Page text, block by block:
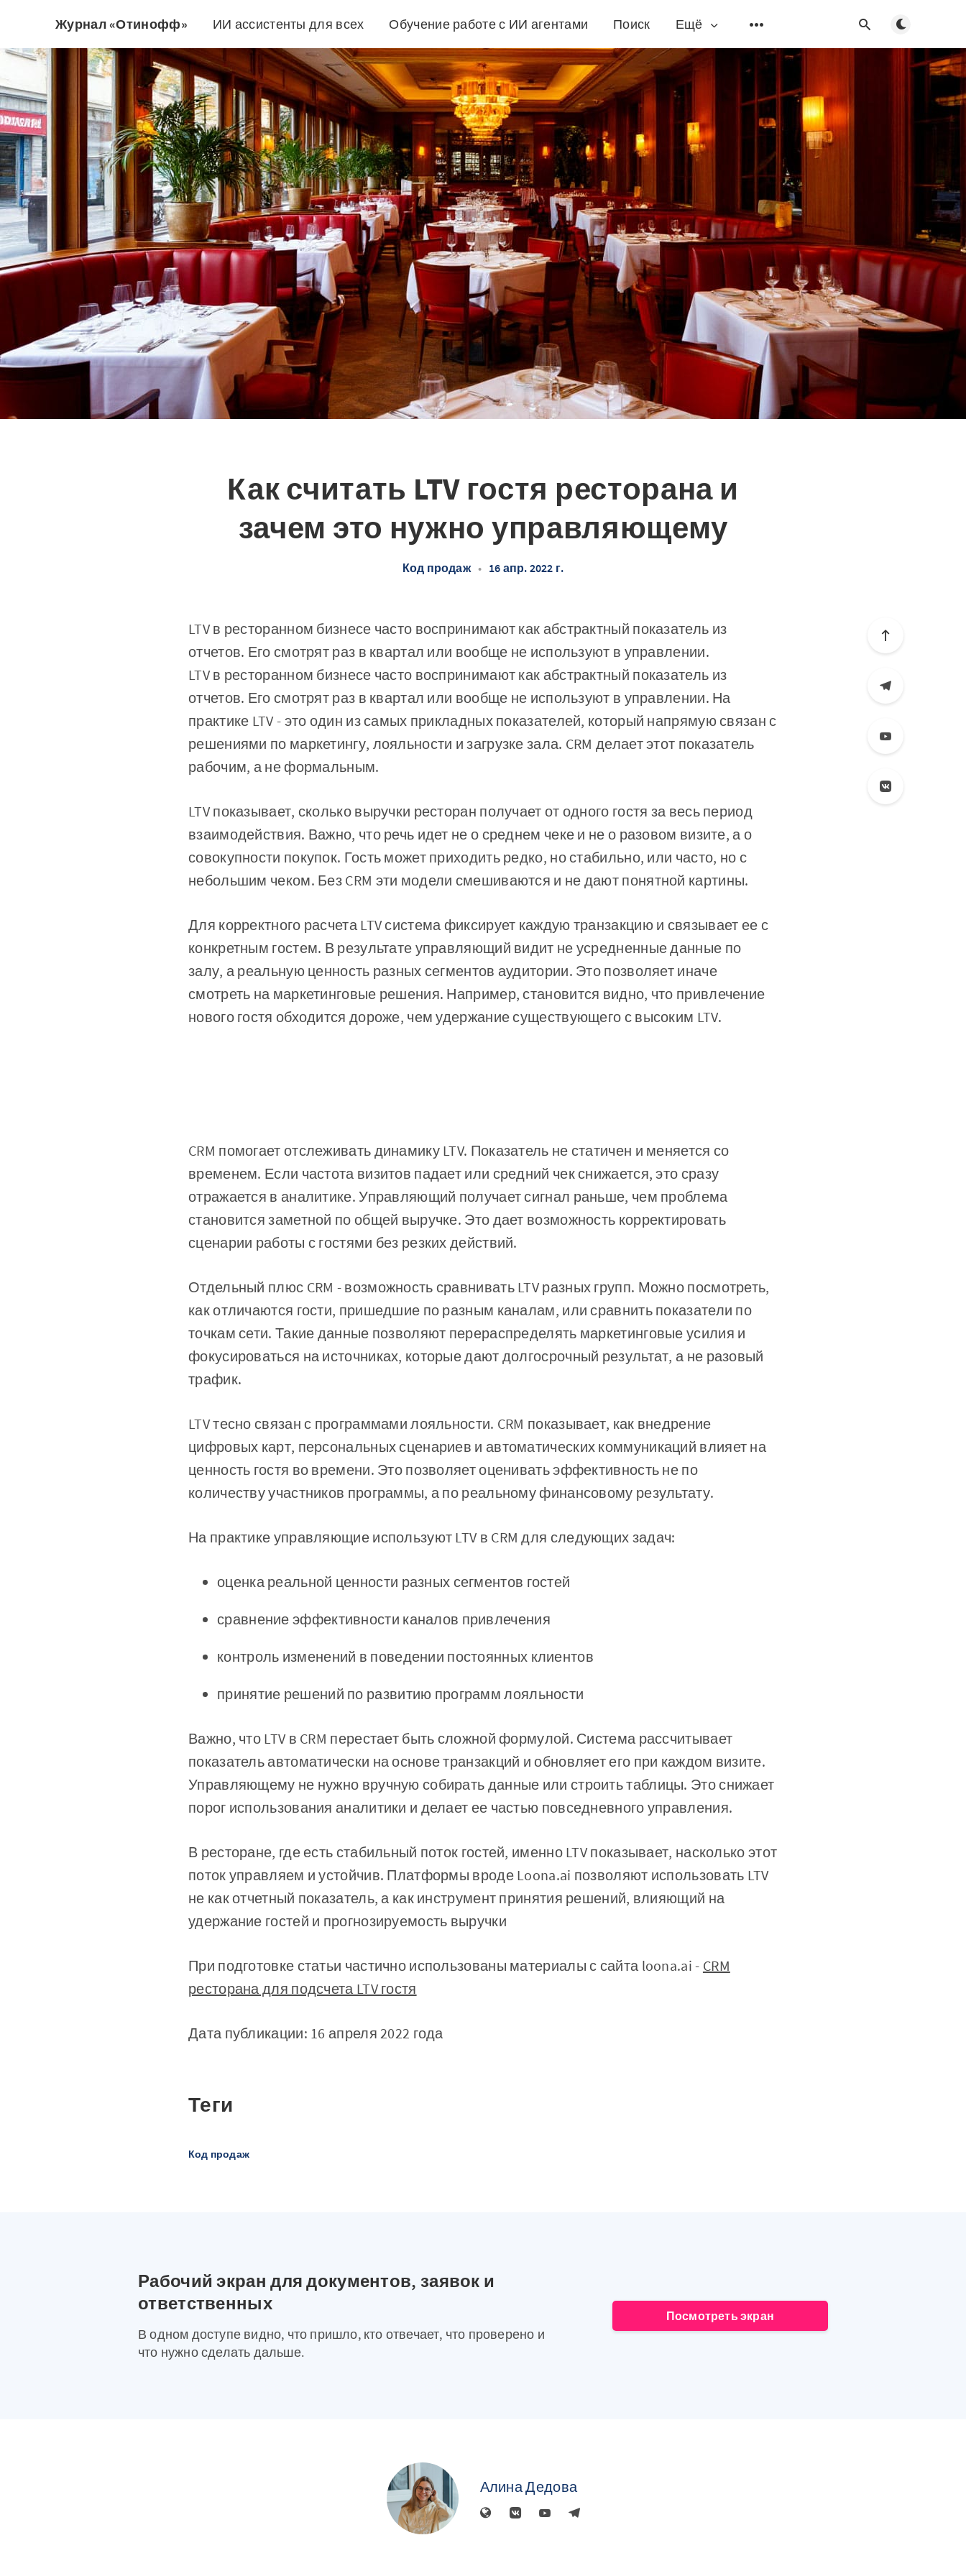
Журнал «Отинофф» ИИ ассистенты для всех Обучение работе с ИИ агентами Поиск Ещё
Как считать LTV гостя ресторана и
зачем это нужно управляющему
Код продаж • 16 апр. 2022 г.
LTV в ресторанном бизнесе часто воспринимают как абстрактный показатель из
отчетов. Его смотрят раз в квартал или вообще не используют в управлении.
LTV в ресторанном бизнесе часто воспринимают как абстрактный показатель из
отчетов. Его смотрят раз в квартал или вообще не используют в управлении. На
практике LTV - это один из самых прикладных показателей, который напрямую связан с
решениями по маркетингу, лояльности и загрузке зала. CRM делает этот показатель
рабочим, а не формальным.
LTV показывает, сколько выручки ресторан получает от одного гостя за весь период
взаимодействия. Важно, что речь идет не о среднем чеке и не о разовом визите, а о
совокупности покупок. Гость может приходить редко, но стабильно, или часто, но с
небольшим чеком. Без CRM эти модели смешиваются и не дают понятной картины.
Для корректного расчета LTV система фиксирует каждую транзакцию и связывает ее с
конкретным гостем. В результате управляющий видит не усредненные данные по
залу, а реальную ценность разных сегментов аудитории. Это позволяет иначе
смотреть на маркетинговые решения. Например, становится видно, что привлечение
нового гостя обходится дороже, чем удержание существующего с высоким LTV.
CRM помогает отслеживать динамику LTV. Показатель не статичен и меняется со
временем. Если частота визитов падает или средний чек снижается, это сразу
отражается в аналитике. Управляющий получает сигнал раньше, чем проблема
становится заметной по общей выручке. Это дает возможность корректировать
сценарии работы с гостями без резких действий.
Отдельный плюс CRM - возможность сравнивать LTV разных групп. Можно посмотреть,
как отличаются гости, пришедшие по разным каналам, или сравнить показатели по
точкам сети. Такие данные позволяют перераспределять маркетинговые усилия и
фокусироваться на источниках, которые дают долгосрочный результат, а не разовый
трафик.
LTV тесно связан с программами лояльности. CRM показывает, как внедрение
цифровых карт, персональных сценариев и автоматических коммуникаций влияет на
ценность гостя во времени. Это позволяет оценивать эффективность не по
количеству участников программы, а по реальному финансовому результату.
На практике управляющие используют LTV в CRM для следующих задач:
оценка реальной ценности разных сегментов гостей
сравнение эффективности каналов привлечения
контроль изменений в поведении постоянных клиентов
принятие решений по развитию программ лояльности
Важно, что LTV в CRM перестает быть сложной формулой. Система рассчитывает
показатель автоматически на основе транзакций и обновляет его при каждом визите.
Управляющему не нужно вручную собирать данные или строить таблицы. Это снижает
порог использования аналитики и делает ее частью повседневного управления.
В ресторане, где есть стабильный поток гостей, именно LTV показывает, насколько этот
поток управляем и устойчив. Платформы вроде Loona.ai позволяют использовать LTV
не как отчетный показатель, а как инструмент принятия решений, влияющий на
удержание гостей и прогнозируемость выручки
При подготовке статьи частично использованы материалы с сайта loona.ai - CRM
ресторана для подсчета LTV гостя
Дата публикации: 16 апреля 2022 года
Теги
Код продаж
Рабочий экран для документов, заявок и
ответственных
В одном доступе видно, что пришло, кто отвечает, что проверено и
что нужно сделать дальше.
Посмотреть экран
Алина Дедова